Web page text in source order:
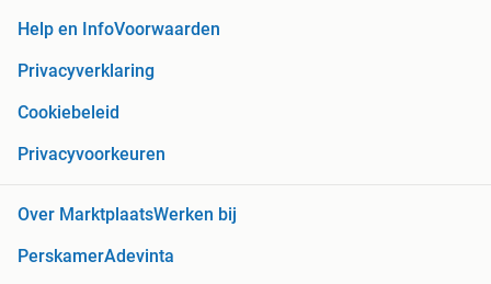
Help en InfoVoorwaarden
Privacyverklaring
Cookiebeleid
Privacyvoorkeuren
Over MarktplaatsWerken bij
PerskamerAdevinta